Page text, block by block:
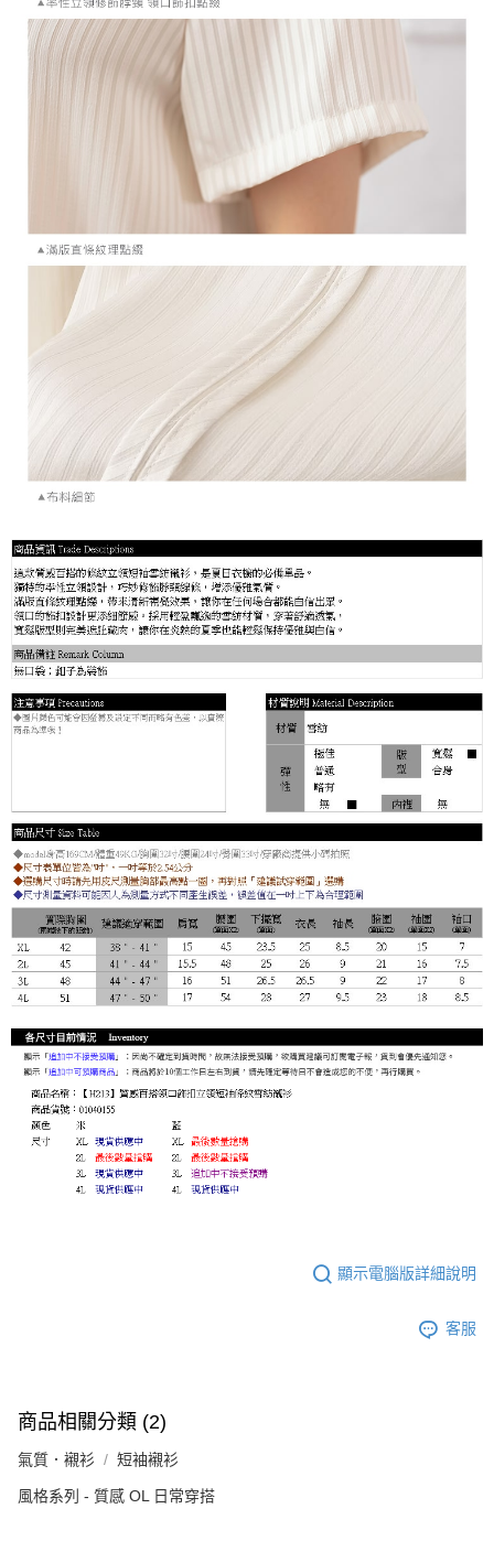
顯示電腦版詳細說明
客服
商品相關分類 (2)
氣質．襯衫 短袖襯衫
風格系列 - 質感 OL 日常穿搭